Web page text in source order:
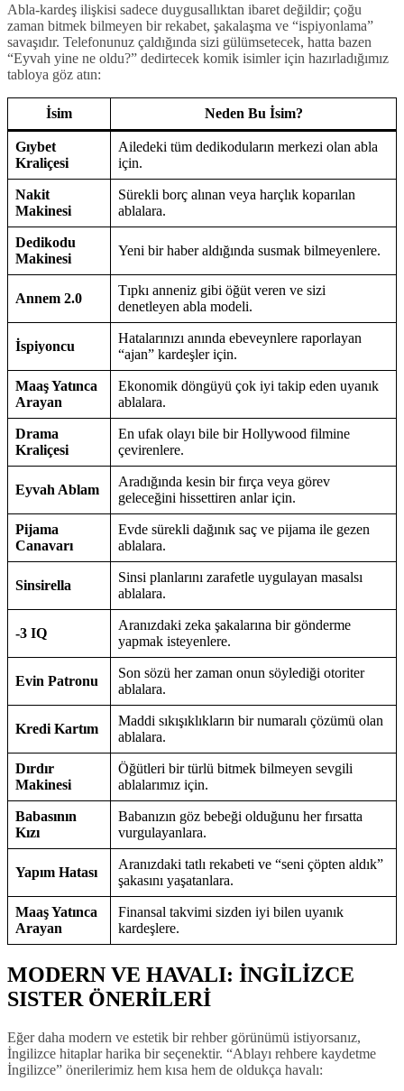
Abla-kardeş ilişkisi sadece duygusallıktan ibaret değildir; çoğu
zaman bitmek bilmeyen bir rekabet, şakalaşma ve “ispiyonlama”
savaşıdır. Telefonunuz çaldığında sizi gülümsetecek, hatta bazen
“Eyvah yine ne oldu?” dedirtecek komik isimler için hazırladığımız
tabloya göz atın:
İsim Neden Bu İsim?
Gıybet
Kraliçesi
Ailedeki tüm dedikoduların merkezi olan abla
için.
Nakit
Makinesi
Sürekli borç alınan veya harçlık koparılan
ablalara.
Dedikodu
Makinesi
Yeni bir haber aldığında susmak bilmeyenlere.
Annem 2.0
Tıpkı anneniz gibi öğüt veren ve sizi
denetleyen abla modeli.
İspiyoncu
Hatalarınızı anında ebeveynlere raporlayan
“ajan” kardeşler için.
Maaş Yatınca
Arayan
Ekonomik döngüyü çok iyi takip eden uyanık
ablalara.
Drama
Kraliçesi
En ufak olayı bile bir Hollywood filmine
çevirenlere.
Eyvah Ablam
Aradığında kesin bir fırça veya görev
geleceğini hissettiren anlar için.
Pijama
Canavarı
Evde sürekli dağınık saç ve pijama ile gezen
ablalara.
Sinsirella
Sinsi planlarını zarafetle uygulayan masalsı
ablalara.
-3 IQ
Aranızdaki zeka şakalarına bir gönderme
yapmak isteyenlere.
Evin Patronu
Son sözü her zaman onun söylediği otoriter
ablalara.
Kredi Kartım
Maddi sıkışıklıkların bir numaralı çözümü olan
ablalara.
Dırdır
Makinesi
Öğütleri bir türlü bitmek bilmeyen sevgili
ablalarımız için.
Babasının
Kızı
Babanızın göz bebeği olduğunu her fırsatta
vurgulayanlara.
Yapım Hatası
Aranızdaki tatlı rekabeti ve “seni çöpten aldık”
şakasını yaşatanlara.
Maaş Yatınca
Arayan
Finansal takvimi sizden iyi bilen uyanık
kardeşlere.
MODERN VE HAVALI: İNGİLİZCE
SISTER ÖNERİLERİ
Eğer daha modern ve estetik bir rehber görünümü istiyorsanız,
İngilizce hitaplar harika bir seçenektir. “Ablayı rehbere kaydetme
İngilizce” önerilerimiz hem kısa hem de oldukça havalı: